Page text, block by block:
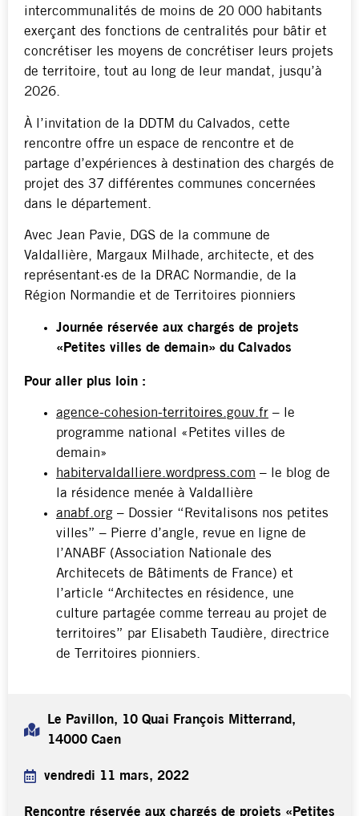
intercommunalités de moins de 20 000 habitants
exerçant des fonctions de centralités pour bâtir et
concrétiser les moyens de concrétiser leurs projets
de territoire, tout au long de leur mandat, jusqu’à
2026.
À l’invitation de la DDTM du Calvados, cette
rencontre offre un espace de rencontre et de
partage d’expériences à destination des chargés de
projet des 37 différentes communes concernées
dans le département.
Avec Jean Pavie, DGS de la commune de
Valdallière, Margaux Milhade, architecte, et des
représentant·es de la DRAC Normandie, de la
Région Normandie et de Territoires pionniers
Journée réservée aux chargés de projets
«Petites villes de demain» du Calvados
Pour aller plus loin :
agence-cohesion-territoires.gouv.fr – le
programme national «Petites villes de
demain»
habitervaldalliere.wordpress.com – le blog de
la résidence menée à Valdallière
anabf.org – Dossier “Revitalisons nos petites
villes” – Pierre d’angle, revue en ligne de
l’ANABF (Association Nationale des
Architecets de Bâtiments de France) et
l’article “Architectes en résidence, une
culture partagée comme terreau au projet de
territoires” par Elisabeth Taudière, directrice
de Territoires pionniers.
Le Pavillon, 10 Quai François Mitterrand,
14000 Caen
vendredi 11 mars, 2022
Rencontre réservée aux chargés de projets «Petites